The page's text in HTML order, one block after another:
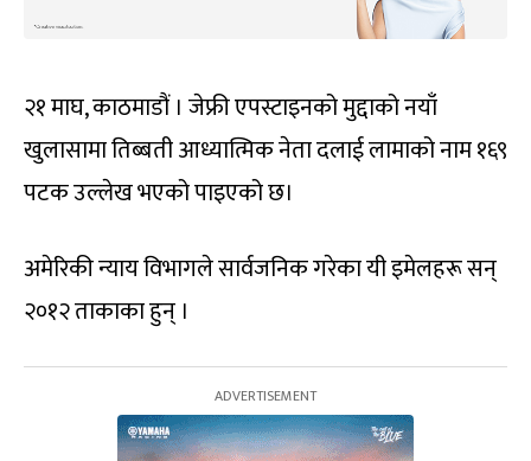
२१ माघ, काठमाडौं । जेफ्री एपस्टाइनको मुद्दाको नयाँ
खुलासामा तिब्बती आध्यात्मिक नेता दलाई लामाको नाम १६९
पटक उल्लेख भएको पाइएको छ।
अमेरिकी न्याय विभागले सार्वजनिक गरेका यी इमेलहरू सन्
२०१२ ताकाका हुन् ।